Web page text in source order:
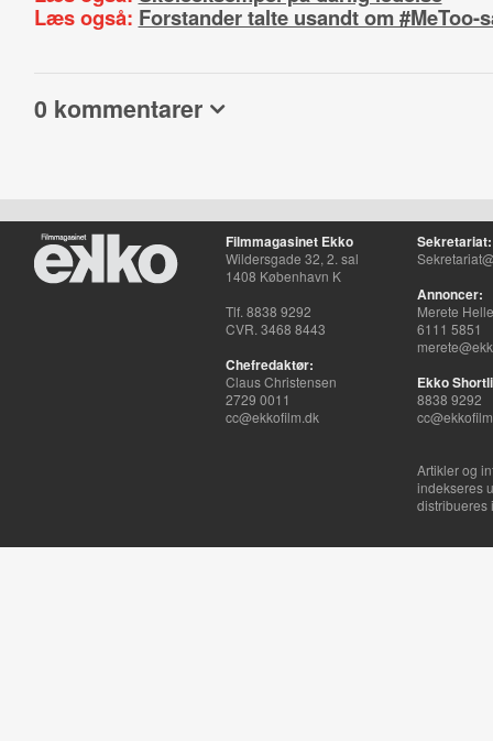
Læs også: Forstander talte usandt om #MeToo-
0 kommentarer
Filmmagasinet Ekko
Wildersgade 32, 2. sal
1408 København K
Tlf. 8838 9292
CVR. 3468 8443
Chefredaktør:
Claus Christensen
2729 0011
cc@ekkofilm.dk
Sekretariat:
Annoncer:
Merete
6111 5851
Ekko
8838 9292
Artikler og
indekseres
distribueres